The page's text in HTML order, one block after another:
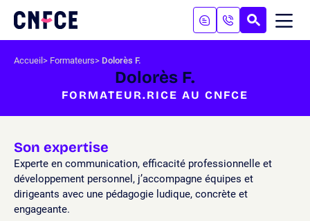
contenu
à
recherche
Logo
site
Accueil Formateurs Dolorès F.
Dolorès F.
FORMATEUR.RICE AU CNFCE
Son expertise
Experte en communication, efficacité professionnelle et
développement personnel, j’accompagne équipes et
dirigeants avec une pédagogie ludique, concrète et
engageante.